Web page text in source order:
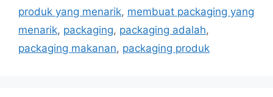
produk yang menarik, membuat packaging yang
menarik, packaging, packaging adalah,
packaging makanan, packaging produk